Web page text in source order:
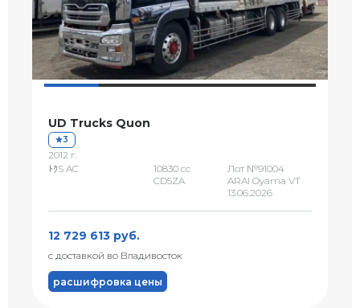
UD Trucks Quon
3
2012 г.
ﾄｸS AC
10830 сс
CD5ZA
Лот №91004
ARAI Oyama VT
13.06.2026
12 729 613 руб.
с доставкой во Владивосток
расшифровка цены